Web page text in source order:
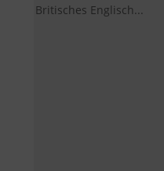
Britisches Englisch...